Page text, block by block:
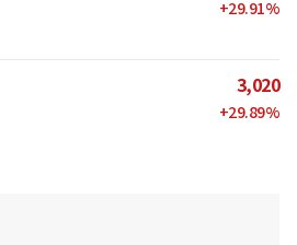
+29.91%
3,020
+29.89%